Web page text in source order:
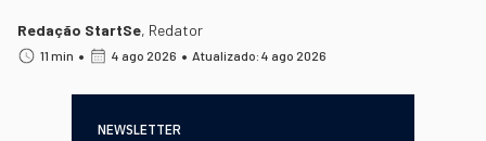
Redação StartSe, Redator
11 min • 4 ago 2026 • Atualizado: 4 ago 2026
NEWSLETTER